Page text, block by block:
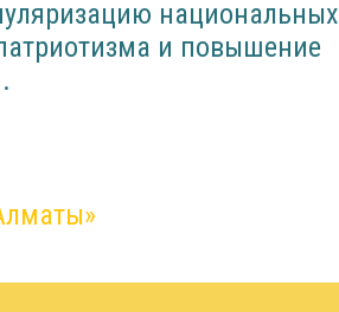
национальных
и повышение